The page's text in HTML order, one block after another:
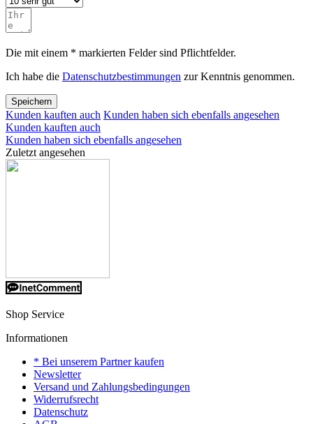
Die mit einem * markierten Felder sind Pflichtfelder.
Ich habe die Datenschutzbestimmungen zur Kenntnis genommen.
Speichern
Kunden kauften auch Kunden haben sich ebenfalls angesehen
Kunden kauften auch
Kunden haben sich ebenfalls angesehen
Zuletzt angesehen
Shop Service
Informationen
* Bei unserem Partner kaufen
Newsletter
Versand und Zahlungsbedingungen
Widerrufsrecht
Datenschutz